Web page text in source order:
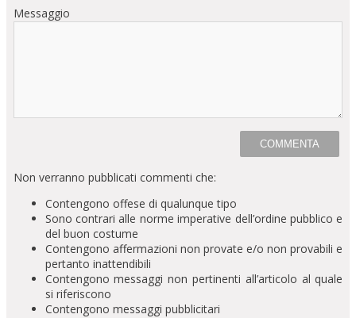
Messaggio
Non verranno pubblicati commenti che:
Contengono offese di qualunque tipo
Sono contrari alle norme imperative dell’ordine pubblico e
del buon costume
Contengono affermazioni non provate e/o non provabili e
pertanto inattendibili
Contengono messaggi non pertinenti all’articolo al quale
si riferiscono
Contengono messaggi pubblicitari